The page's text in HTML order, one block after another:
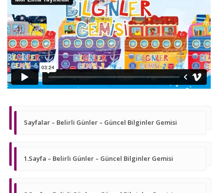
Sayfalar – Belirli Günler – Güncel Bilginler Gemisi
1.Sayfa – Belirli Günler – Güncel Bilginler Gemisi